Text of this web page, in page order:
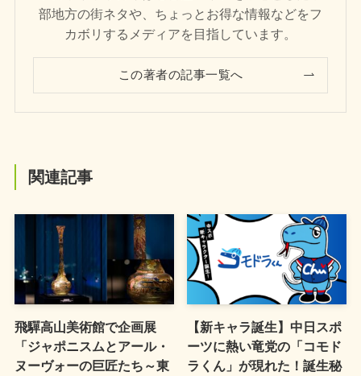
部地方の街ネタや、ちょっとお得な情報などをフ
カボリするメディアを目指しています。
この著者の記事一覧へ
関連記事
飛驒高山美術館で企画展
「ジャポニスムとアール・
ヌーヴォーの巨匠たち～東
【新キャラ誕生】中日スポ
ーツに熱い竜党の「コモド
ラくん」が現れた！誕生秘